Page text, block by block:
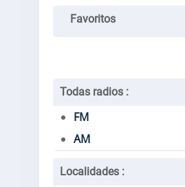
Favoritos
Todas radios :
FM
AM
Localidades :